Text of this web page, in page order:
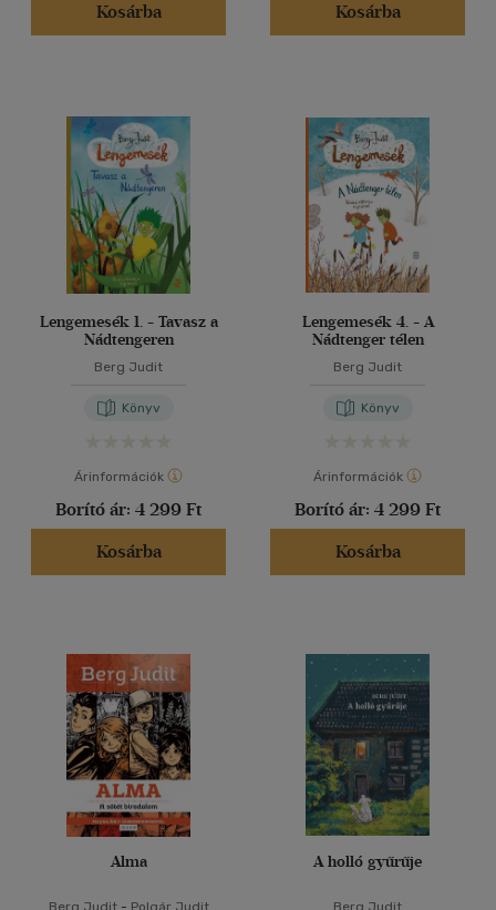
Kosárba
Kosárba
Lengemesék 1. - Tavasz a
Nádtengeren
Berg Judit
Könyv
Árinformációk
Borító ár: 4 299 Ft
Kosárba
Lengemesék 4. - A
Nádtenger télen
Berg Judit
Könyv
Árinformációk
Borító ár: 4 299 Ft
Kosárba
Alma
Berg Judit- Polgár Judit
A holló gyűrűje
Berg Judit